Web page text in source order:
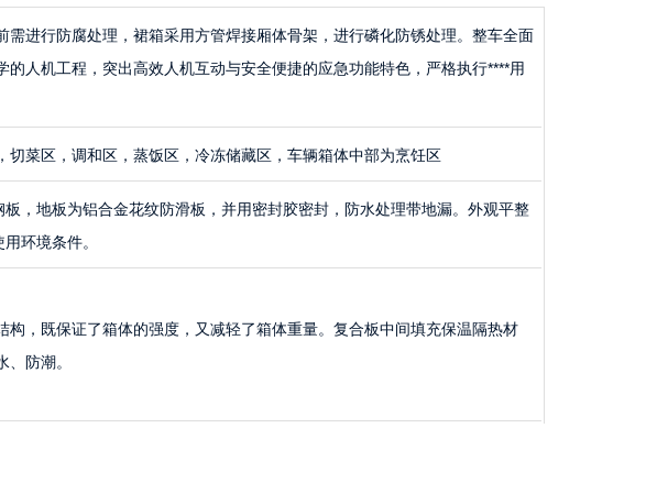
需进行防腐处理，裙箱采用方管焊接厢体骨架，进行磷化防锈处理。整车全面
人机工程，突出高效人机互动与安全便捷的应急功能特色，严格执行****用
菜区，调和区，蒸饭区，冷冻储藏区，车辆箱体中部为烹饪区
，地板为铝合金花纹防滑板，并用密封胶密封，防水处理带地漏。外观平整
环境条件。
，既保证了箱体的强度，又减轻了箱体重量。复合板中间填充保温隔热材
防潮。